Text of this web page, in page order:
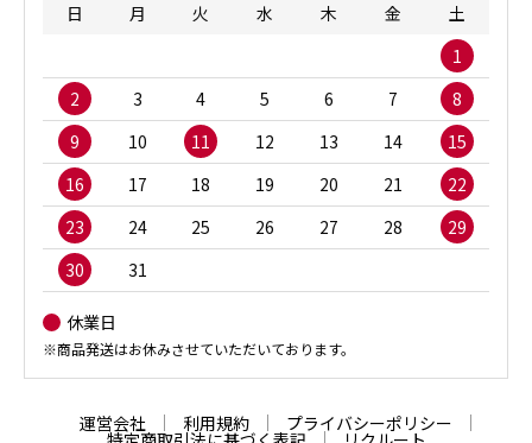
日
月 火 水 木 金
土
1
2
3 4 5 6 7
8
9
10 11 12 13 14
15
16
17 18 19 20 21
22
23
24 25 26 27 28
29
30
31
休業日
※商品発送はお休みさせていただいております。
運営会社 利用規約 プライバシーポリシー